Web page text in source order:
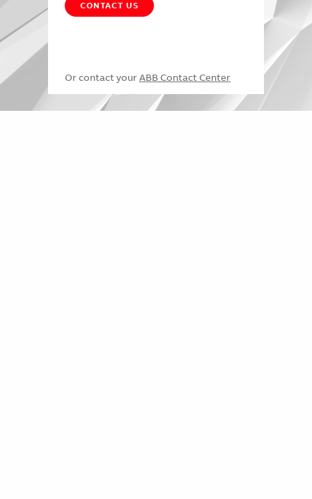
CONTACT US
Or contact your ABB Contact Center